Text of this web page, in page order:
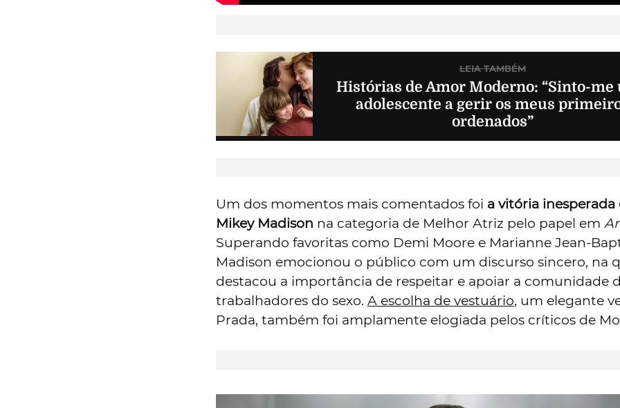
LEIA TAMBÉM
Histórias de Amor Moderno: “Sinto-me
adolescente a gerir os meus
ordenados”
Um dos momentos mais comentados foi a vitória inesperada
Mikey Madison na categoria de Melhor Atriz pelo papel em
Superando favoritas como Demi Moore e Marianne Jean-
Madison emocionou o público com um discurso sincero, na
destacou a importância de respeitar e apoiar a comunidade
trabalhadores do sexo. A escolha de vestuário, um elegante
Prada, também foi amplamente elogiada pelos críticos de